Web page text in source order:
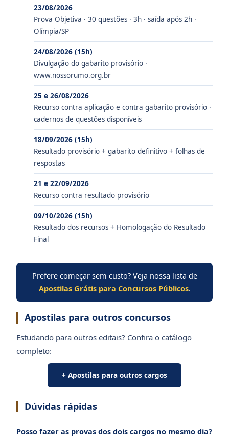
23/08/2026
Prova Objetiva · 30 questões · 3h · saída após 2h ·
Olímpia/SP
24/08/2026 (15h)
Divulgação do gabarito provisório ·
www.nossorumo.org.br
25 e 26/08/2026
Recurso contra aplicação e contra gabarito provisório ·
cadernos de questões disponíveis
18/09/2026 (15h)
Resultado provisório + gabarito definitivo + folhas de
respostas
21 e 22/09/2026
Recurso contra resultado provisório
09/10/2026 (15h)
Resultado dos recursos + Homologação do Resultado
Final
Prefere começar sem custo? Veja nossa lista de
Apostilas Grátis para Concursos Públicos.
Apostilas para outros concursos
Estudando para outros editais? Confira o catálogo
completo:
+ Apostilas para outros cargos
Dúvidas rápidas
Posso fazer as provas dos dois cargos no mesmo dia?